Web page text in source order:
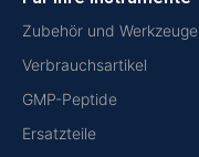
Zubehör und Werkzeuge
Verbrauchsartikel
GMP-Peptide
Ersatzteile